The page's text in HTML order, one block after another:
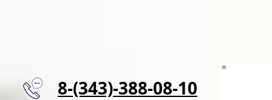
8-(343)-388-08-10